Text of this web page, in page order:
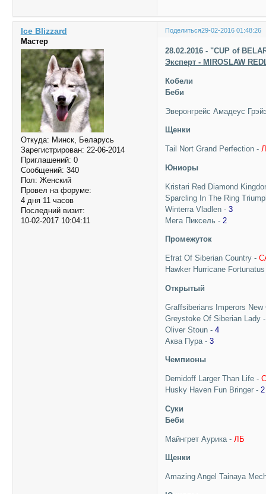
Поделиться29-02-2016 01:48:26
Ice Blizzard
Мастер
Откуда: Минск, Беларусь
Зарегистрирован: 22-06-2014
Приглашений: 0
Сообщений: 340
Пол: Женский
Провел на форуме:
4 дня 11 часов
Последний визит:
10-02-2017 10:04:11
28.02.2016 - "CUP of
Эксперт - MIROSLAW
Кобели
Беби
Эверонгрейс Амадеус
Щенки
Tail Nort Grand Perfection -
Юниоры
Kristari Red Diamond
Sparcling In The Ring
Winterra Vladlen -3
Мега Пиксель - 2
Промежуток
Efrat Of Siberian Country -
Hawker Hurricane
Открытый
Graffsiberians Imperors
Greystoke Of Siberian Lady
Oliver Stoun -4
Аква Пура -3
Чемпионы
Demidoff Larger Than Life -
Husky Haven Fun Bringer -2
Суки
Беби
Майнгрет Аурика - ЛБ
Щенки
Amazing Angel Tainaya